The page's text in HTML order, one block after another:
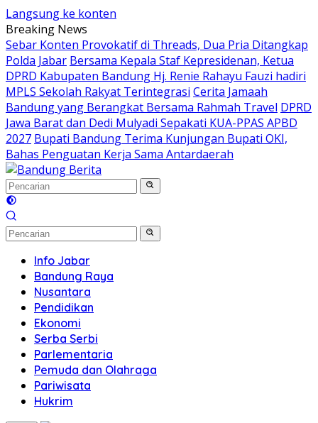
Langsung ke konten
Breaking News
Sebar Konten Provokatif di Threads, Dua Pria Ditangkap
Polda Jabar Bersama Kepala Staf Kepresidenan, Ketua
DPRD Kabupaten Bandung Hj. Renie Rahayu Fauzi hadiri
MPLS Sekolah Rakyat Terintegrasi Cerita Jamaah
Bandung yang Berangkat Bersama Rahmah Travel DPRD
Jawa Barat dan Dedi Mulyadi Sepakati KUA-PPAS APBD
2027 Bupati Bandung Terima Kunjungan Bupati OKI,
Bahas Penguatan Kerja Sama Antardaerah
Info Jabar
Bandung Raya
Nusantara
Pendidikan
Ekonomi
Serba Serbi
Parlementaria
Pemuda dan Olahraga
Pariwisata
Hukrim